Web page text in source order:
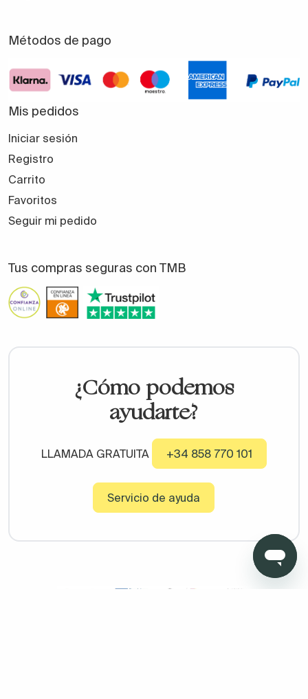
Métodos de pago
Mis pedidos
Iniciar sesión
Registro
Carrito
Favoritos
Seguir mi pedido
Tus compras seguras con TMB
¿Cómo podemos
ayudarte?
LLAMADA GRATUITA +34 858 770 101
Servicio de ayuda